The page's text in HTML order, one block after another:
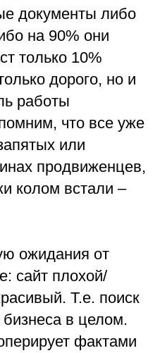
документы либо
на 90% они
только 10%
дорого, но и
работы
что все уже
или
продвиженцев,
колом встали –
ожидания от
сайт плохой/
Т.е. поиск
в целом.
фактами